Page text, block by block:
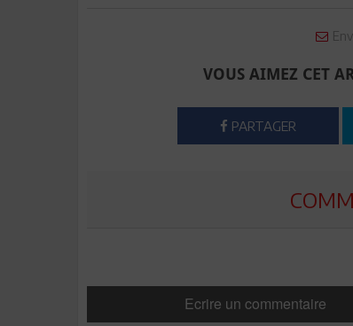
VOUS AIMEZ CET
PARTAGER
Ecrire un commentaire